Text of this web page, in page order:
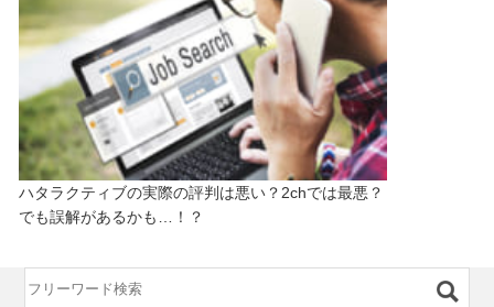
ハタラクティブの実際の評判は悪い？2chでは最悪？
でも誤解があるかも…！？